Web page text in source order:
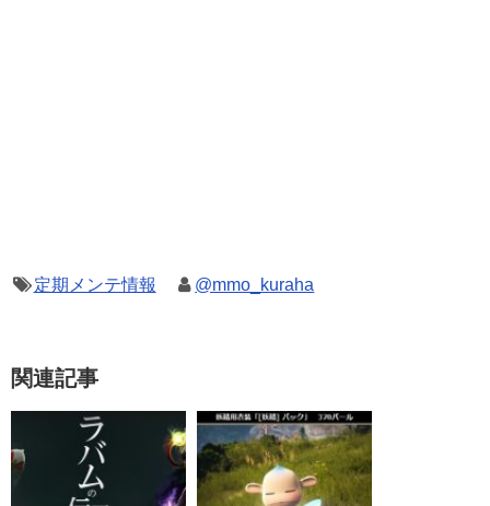
定期メンテ情報 @mmo_kuraha
関連記事